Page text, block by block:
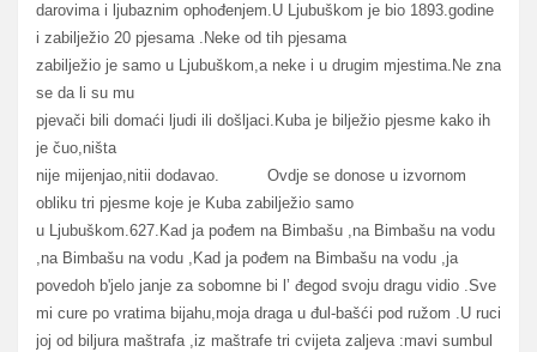
darovima i ljubaznim ophođenjem.U Ljubuškom je bio 1893.godine
i zabilježio 20 pjesama .Neke od tih pjesama
zabilježio je samo u Ljubuškom,a neke i u drugim mjestima.Ne zna
se da li su mu
pjevači bili domaći ljudi ili došljaci.Kuba je bilježio pjesme kako ih
je čuo,ništa
nije mijenjao,nitii dodavao. Ovdje se donose u izvornom
obliku tri pjesme koje je Kuba zabilježio samo
u Ljubuškom.627.Kad ja pođem na Bimbašu ,na Bimbašu na vodu
,na Bimbašu na vodu ,Kad ja pođem na Bimbašu na vodu ,ja
povedoh b'jelo janje za sobomne bi l’ đegod svoju dragu vidio .Sve
mi cure po vratima bijahu,moja draga u đul-bašći pod ružom .U ruci
joj od biljura maštrafa ,iz maštrafe tri cvijeta zaljeva :mavi sumbul